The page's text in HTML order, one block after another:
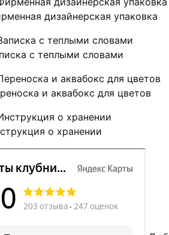
дизайнерская упаковка
с теплыми словами
и аквабокс для цветов
о хранении